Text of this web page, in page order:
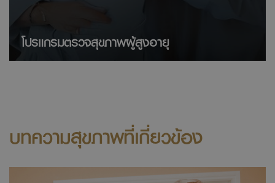
โปรแกรมตรวจสุขภาพผู้สูงอายุ
บทความสุขภาพที่เกี่ยวข้อง